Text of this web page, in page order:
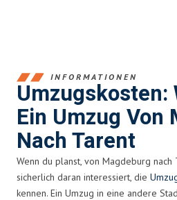
INFORMATIONEN
Umzugskosten:
Ein Umzug Von
Nach Tarent
Wenn du planst, von Magdeburg nach
sicherlich daran interessiert, die
kennen. Ein Umzug in eine andere